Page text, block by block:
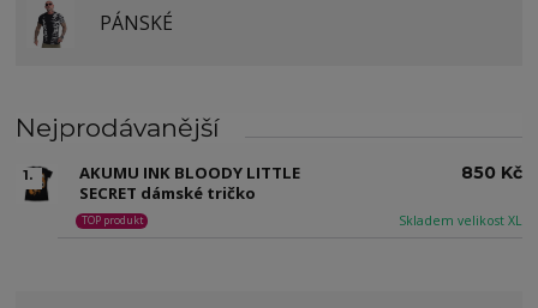
PÁNSKÉ
Nejprodávanější
1.
AKUMU INK BLOODY LITTLE
SECRET dámské tričko
Skladem velikost XL
TOP produkt
850 Kč